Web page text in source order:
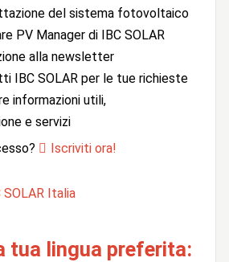
del sistema fotovoltaico
PV Manager di IBC SOLAR
alla newsletter
IBC SOLAR per le tue richieste
informazioni utili,
e servizi
Iscriviti ora!
Italia
tua lingua preferita: